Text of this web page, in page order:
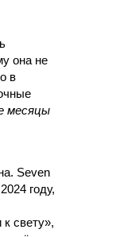
она не
в
месяцы
Seven
году,
свету»,